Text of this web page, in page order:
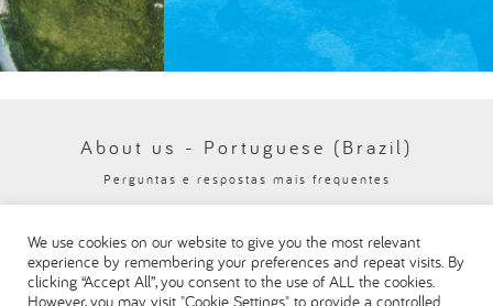
About us - Portuguese (Brazil)
Perguntas e respostas mais frequentes
Visit our Danone corporate website
We use cookies on our website to give you the most relevant
experience by remembering your preferences and repeat visits. By
clicking “Accept All”, you consent to the use of ALL the cookies.
However, you may visit "Cookie Settings" to provide a controlled